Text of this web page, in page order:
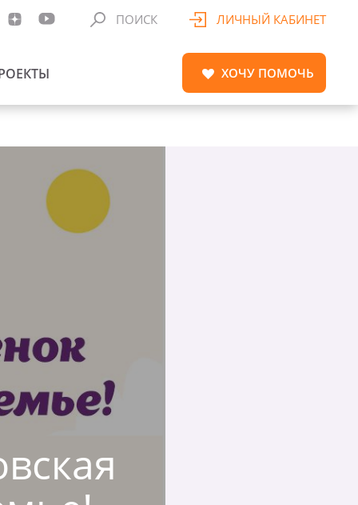
ПОИСК ЛИЧНЫЙ КАБИНЕТ
ХОЧУ ПОМОЧЬ